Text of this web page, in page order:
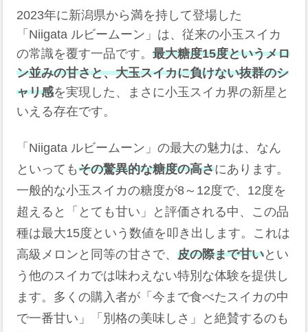
2023年に新潟県から満を持して登場した
「Niigata ルビームーン」は、従来の小玉スイカ
の常識を覆す一品です。最大糖度15度というメロ
ン並みの甘さと、大玉スイカに負けない抜群のシ
ャリ感を実現した、まさに小玉スイカ界の新星と
いえる存在です。
「Niigata ルビームーン」の最大の魅力は、なん
といってもその驚異的な糖度の高さにあります。
一般的な小玉スイカの糖度が8～12度で、12度を
超えると「とても甘い」と評価される中、この品
種は最大15度という数値を叩き出します。これは
高級メロンと同等の甘さで、皮の際まで甘いとい
う他のスイカでは味わえない特別な体験を提供し
ます。多くの購入者が「今まで食べたスイカの中
で一番甘い」「別格の美味しさ」と絶賛するのも